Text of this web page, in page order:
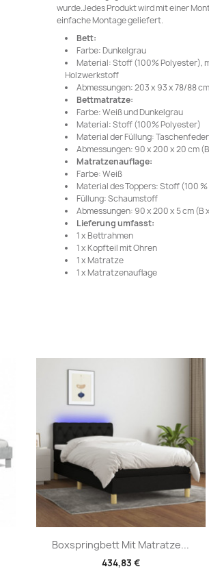
wurde.Jedes Produkt wird mit einer
einfache Montage geliefert.
Bett:
Farbe: Dunkelgrau
Material: Stoff (100% Polyester),
Holzwerkstoff
Abmessungen: 203 x 93 x 78/88 cm
Bettmatratze:
Farbe: Weiß und Dunkelgrau
Material: Stoff (100% Polyester)
Material der Füllung:
Abmessungen: 90 x 200 x 20 cm (B
Matratzenauflage:
Farbe: Weiß
Material des Toppers: Stoff (100
Füllung: Schaumstoff
Abmessungen: 90 x 200 x 5 cm (B
Lieferung umfasst:
1 x Bettrahmen
1 x Kopfteil mit Ohren
1 x Matratze
1 x Matratzenauflage
Boxspringbett Mit Matratze...
434,83 €
Vorschau